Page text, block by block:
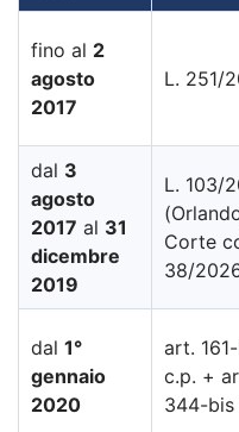
fino al 2
agosto
2017
L. 251/
dal 3
agosto
2017 al 31
dicembre
2019
L. 103/
Corte
38/
dal 1°
gennaio
2020
art.
c.p. +
344-bis